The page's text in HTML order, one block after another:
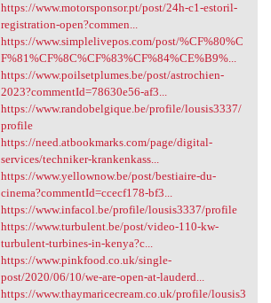
https://www.motorsponsor.pt/post/24h-c1-estoril-
registration-open?commen...
https://www.simplelivepos.com/post/%CF%80%C
F%81%CF%8C%CF%83%CF%84%CE%B9%...
https://www.poilsetplumes.be/post/astrochien-
2023?commentId=78630e56-af3...
https://www.randobelgique.be/profile/lousis3337/
profile
https://need.atbookmarks.com/page/digital-
services/techniker-krankenkass...
https://www.yellownow.be/post/bestiaire-du-
cinema?commentId=ccecf178-bf3...
https://www.infacol.be/profile/lousis3337/profile
https://www.turbulent.be/post/video-110-kw-
turbulent-turbines-in-kenya?c...
https://www.pinkfood.co.uk/single-
post/2020/06/10/we-are-open-at-lauderd...
https://www.thaymaricecream.co.uk/profile/lousis3